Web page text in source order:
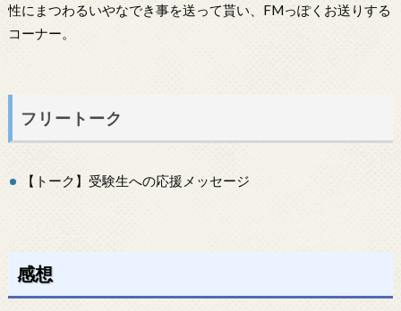
性にまつわるいやなでき事を送って貰い、FMっぽくお送りする
コーナー。
フリートーク
【トーク】受験生への応援メッセージ
感想